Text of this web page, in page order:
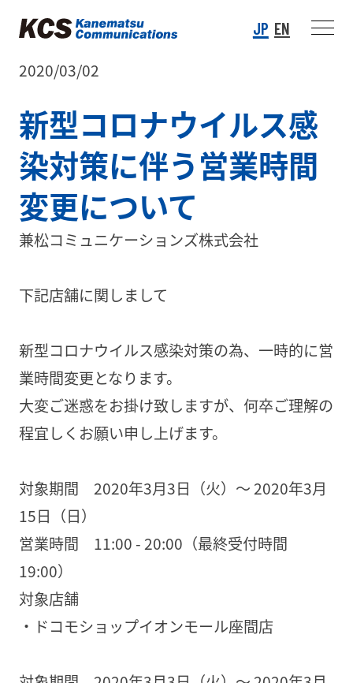
JP EN
2020/03/02
新型コロナウイルス感
染対策に伴う営業時間
変更について
兼松コミュニケーションズ株式会社
下記店舗に関しまして
新型コロナウイルス感染対策の為、一時的に営
業時間変更となります。
大変ご迷惑をお掛け致しますが、何卒ご理解の
程宜しくお願い申し上げます。
対象期間 2020年3月3日（火）～ 2020年3月
15日（日）
営業時間 11:00 - 20:00（最終受付時間
19:00）
対象店舗
・ドコモショップイオンモール座間店